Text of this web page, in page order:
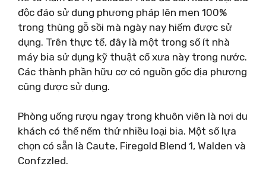
độc đáo sử dụng phương pháp lên men 100%
trong thùng gỗ sồi mà ngày nay hiếm được sử
dụng. Trên thực tế, đây là một trong số ít nhà
máy bia sử dụng kỹ thuật cổ xưa này trong nước.
Các thành phần hữu cơ có nguồn gốc địa phương
cũng được sử dụng.
Phòng uống rượu ngay trong khuôn viên là nơi du
khách có thể nếm thử nhiều loại bia. Một số lựa
chọn có sẵn là Caute, Firegold Blend 1, Walden và
Confzzled.